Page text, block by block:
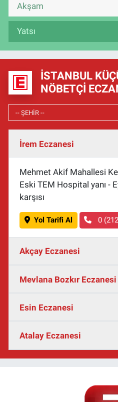
Akşam
Yatsı
İSTANBUL
NÖBETÇI
İrem Eczanesi
Mehmet Akif Mahallesi
Eski TEM Hospital yanı -
karşısı
Yol Tarifi Al 0
Akçay Eczanesi
Mevlana Bozkır Eczanesi
Esin Eczanesi
Atalay Eczanesi